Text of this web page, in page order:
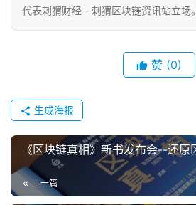
代表刺猬财经 - 刺猬区块链资讯站立场。
赞 (0)
生成海报
《区块链真相》新书发布会--还原
上一篇